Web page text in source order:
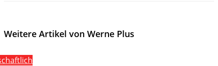
Weitere Artikel von Werne Plus